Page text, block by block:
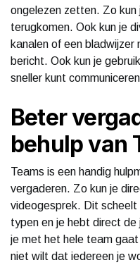
ongelezen zetten. Zo
terugkomen. Ook kun je
kanalen of een bladwijzer
bericht. Ook kun je
sneller kunt
Beter
behulp van
Teams is een handig
vergaderen. Zo kun je
videogesprek. Dit
typen en je hebt direct de
je met het hele team
niet wilt dat iedereen je